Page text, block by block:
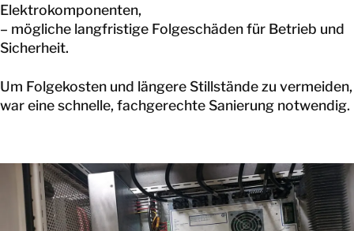
Elektrokomponenten,
– mögliche langfristige Folgeschäden für Betrieb und
Sicherheit.
Um Folgekosten und längere Stillstände zu vermeiden,
war eine schnelle, fachgerechte Sanierung notwendig.